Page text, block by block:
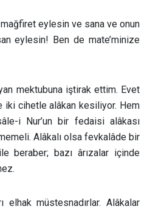
eylesin ve sana ve onun
eylesin! Ben de mate’minize
mektubuna iştirak ettim. Evet
iki cihetle alâkan kesiliyor. Hem
i Nur’un bir fedaisi alâkası
Alâkalı olsa fevkalâde bir
beraber; bazı ârızalar içinde
elhak müstesnadırlar. Alâkalar